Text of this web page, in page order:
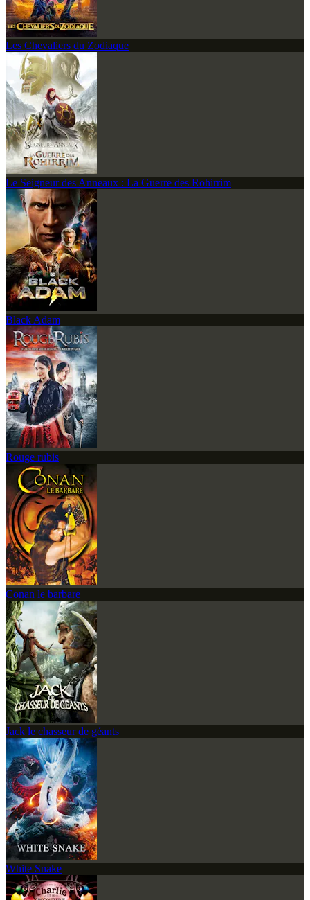
Les Chevaliers du Zodiaque
Le Seigneur des Anneaux : La Guerre des Rohirrim
Black Adam
Rouge rubis
Conan le barbare
Jack le chasseur de géants
White Snake